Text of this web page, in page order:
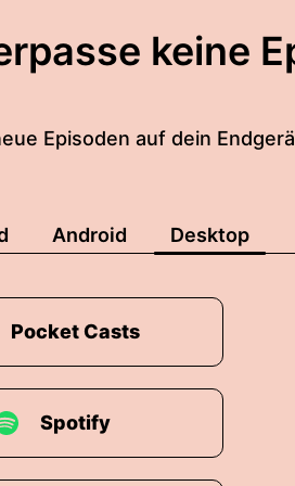
keine
Episoden auf dein
Android Desktop
Pocket Casts
Spotify